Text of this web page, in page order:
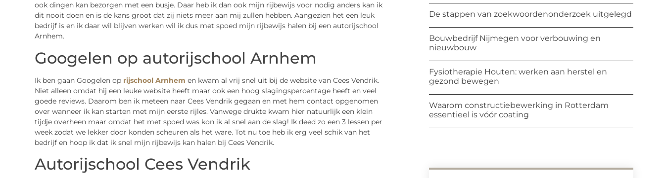
ook dingen kan bezorgen met een busje. Daar heb ik dan ook mijn rijbewijs voor nodig anders kan ik
dit nooit doen en is de kans groot dat zij niets meer aan mij zullen hebben. Aangezien het een leuk
bedrijf is en ik daar wil blijven werken wil ik dus met spoed mijn rijbewijs halen bij een autorijschool
Arnhem.
Googelen op autorijschool Arnhem
Ik ben gaan Googelen op rijschool Arnhem en kwam al vrij snel uit bij de website van Cees Vendrik.
Niet alleen omdat hij een leuke website heeft maar ook een hoog slagingspercentage heeft en veel
goede reviews. Daarom ben ik meteen naar Cees Vendrik gegaan en met hem contact opgenomen
over wanneer ik kan starten met mijn eerste rijles. Vanwege drukte kwam hier natuurlijk een klein
tijdje overheen maar omdat het met spoed was kon ik al snel aan de slag! Ik deed zo een 3 lessen per
week zodat we lekker door konden scheuren als het ware. Tot nu toe heb ik erg veel schik van het
bedrijf en hoop ik dat ik snel mijn rijbewijs kan halen bij Cees Vendrik.
Autorijschool Cees Vendrik
De stappen van zoekwoordenonderzoek uitgelegd
Bouwbedrijf Nijmegen voor verbouwing en
nieuwbouw
Fysiotherapie Houten: werken aan herstel en
gezond bewegen
Waarom constructiebewerking in Rotterdam
essentieel is vóór coating